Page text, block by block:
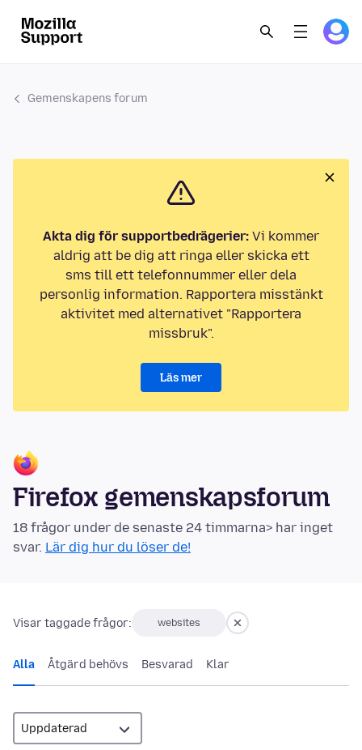
Gemenskapens forum
Akta dig för supportbedrägerier: Vi kommer
aldrig att be dig att ringa eller skicka ett
sms till ett telefonnummer eller dela
personlig information. Rapportera misstänkt
aktivitet med alternativet "Rapportera
missbruk".
Läs mer
Firefox gemenskapsforum
18 frågor under de senaste 24 timmarna> har inget
svar. Lär dig hur du löser de!
Visar taggade frågor: websites
Alla Åtgärd behövs Besvarad Klar